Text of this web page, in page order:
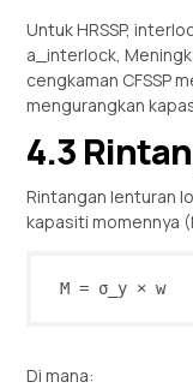
Untuk HRSSP,
a_interlock,
cengkaman CFSSP
mengurangkan
4.3
Rintangan lenturan
kapasiti momennya
M = σ_y × w
Di mana: